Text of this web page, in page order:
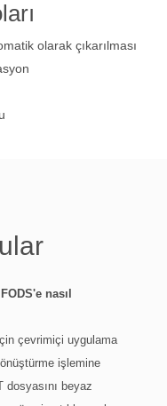
olarak çıkarılması
nasıl
çevrimiçi uygulama
işlemine
beyaz